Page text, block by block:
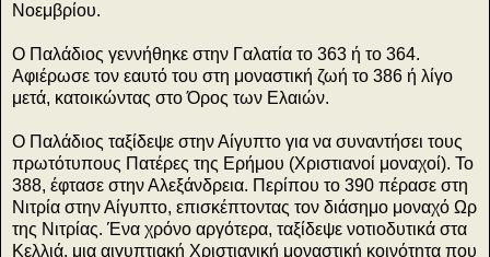
Νοεμβρίου.
Ο Παλάδιος γεννήθηκε στην Γαλατία το 363 ή το 364.
Αφιέρωσε τον εαυτό του στη μοναστική ζωή το 386 ή λίγο
μετά, κατοικώντας στο Όρος των Ελαιών.
Ο Παλάδιος ταξίδεψε στην Αίγυπτο για να συναντήσει τους
πρωτότυπους Πατέρες της Ερήμου (Χριστιανοί μοναχοί). Το
388, έφτασε στην Αλεξάνδρεια. Περίπου το 390 πέρασε στη
Νιτρία στην Αίγυπτο, επισκέπτοντας τον διάσημο μοναχό Ωρ
της Νιτρίας. Ένα χρόνο αργότερα, ταξίδεψε νοτιοδυτικά στα
Κελλιά, μια αιγυπτιακή Χριστιανική μοναστική κοινότητα που